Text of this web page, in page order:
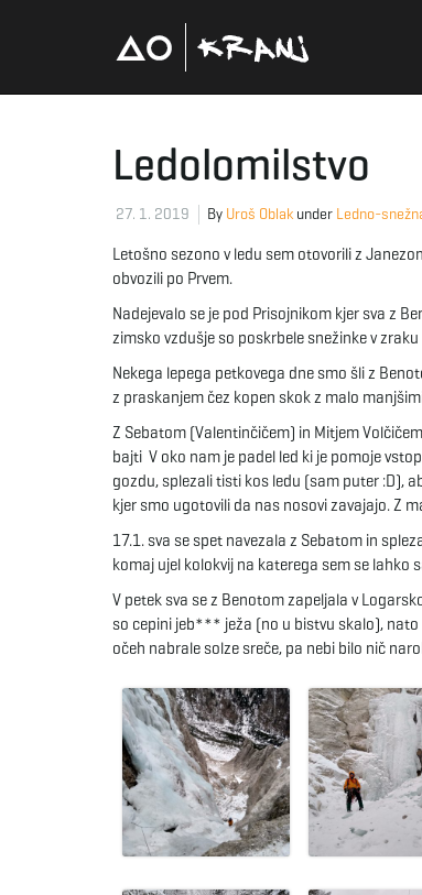
Ledolomilstvo
27. 1. 2019 By Uroš Oblak under Ledno-
Letošno sezono v ledu sem otovorili z
obvozili po Prvem.
Nadejevalo se je pod Prisojnikom kjer sva z
zimsko vzdušje so poskrbele snežinke v
Nekega lepega petkovega dne smo šli z
z praskanjem čez kopen skok z malo
Z Sebatom (Valentinčičem) in Mitjem
bajti V oko nam je padel led ki je pomoje
gozdu, splezali tisti kos ledu (sam puter :D),
kjer smo ugotovili da nas nosovi zavajajo. Z
17.1. sva se spet navezala z Sebatom in
komaj ujel kolokvij na katerega sem se lahko
V petek sva se z Benotom zapeljala v
so cepini jeb*** ježa (no u bistvu skalo), nato
očeh nabrale solze sreče, pa nebi bilo nič